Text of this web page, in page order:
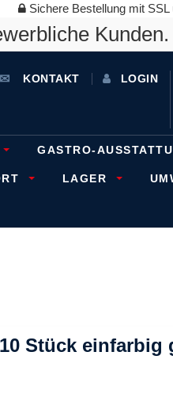
Sichere Bestellung mit SSL
Kunden.
KONTAKT LOGIN
GASTRO-
LAGER
Stück einfarbig